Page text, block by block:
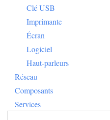
Clé USB
Imprimante
Écran
Logiciel
Haut-parleurs
Réseau
Composants
Services